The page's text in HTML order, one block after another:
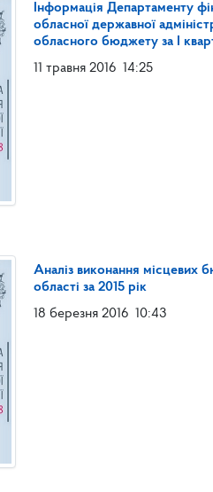
Інформація Департаменту
обласної державної
обласного бюджету за І
11 травня 2016 14:25
Аналіз виконання місцевих
області за 2015 рік
18 березня 2016 10:43